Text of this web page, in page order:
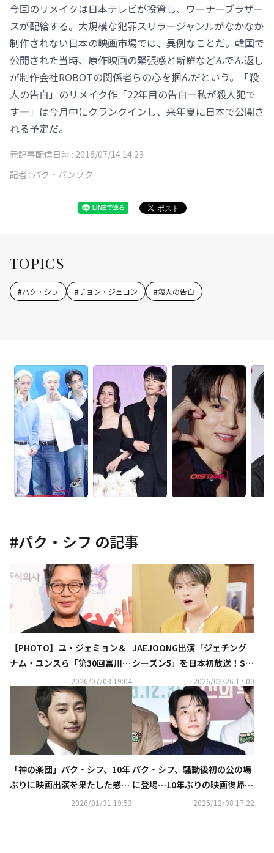
今回のリメイクは日本テレビが投資し、ワーナーブラザー
スが配給する。大規模な犯罪スリラージャンルがなかなか
制作されない日本の映画市場では、異例なことだ。韓国で
公開された当時、原作映画の緊張感と新鮮などんでん返し
が制作会社ROBOTの関係者らの心を掴んだという。「殺
人の告白」のリメイク作「22年目の告白―私が殺人犯で
す―」は今月中にクランクインし、来年夏に日本で公開さ
れる予定だ。
元記事配信日時 : 2016/07/14 14:23
記者 : パク・パンソク
TOPICS
#パク・シフ #チョン・ジェヨン #殺人の告白
#パク・シフ の記事
【PHOTO】ユ・ジェミョン＆
ナム・ユンスら「第30回富川国
際ファンタスティック映画祭」
のレッドカーペットに登場
2026/07/03 19:04
JAEJOONG出演「ジェチング
シーズン5」を日本初放送！SE
VENTEENの出演番組も登場…4
月の衛星劇場に注目
2026/03/26 17:00
「神の楽団」パク・シフ、10年
ぶりに映画出演を果たした感想
を語る“ときめきと期待でいっ
2026/01/31 19:53
パク・シフ、騒動後初の公の場
に登場…10年ぶりの映画復帰作
への意気込みを語る2025/12/08 17:22